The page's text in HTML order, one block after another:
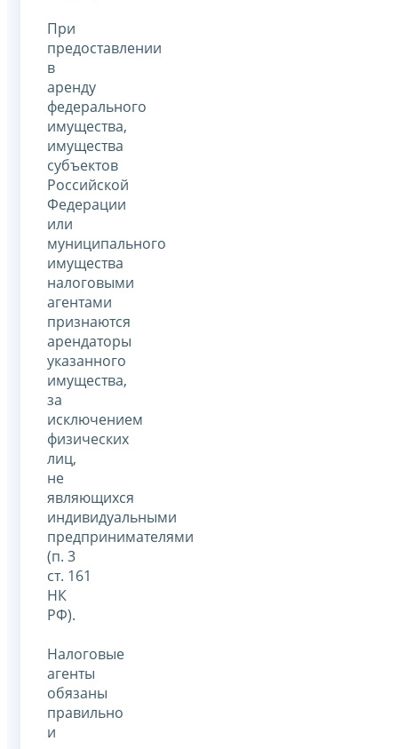
При
предоставлении
в
аренду
федерального
имущества,
имущества
субъектов
Российской
Федерации
или
муниципального
имущества
налоговыми
агентами
признаются
арендаторы
указанного
имущества,
за
исключением
физических
лиц,
не
являющихся
индивидуальными
предпринимателями
(п. 3
ст. 161
НК
РФ).
Налоговые
агенты
обязаны
правильно
и